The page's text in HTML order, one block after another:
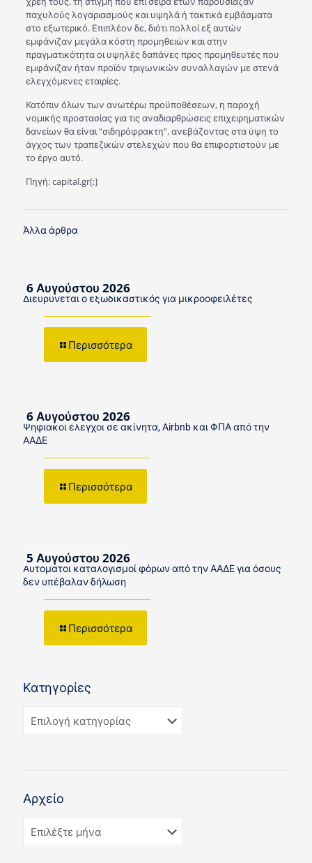
παχυλούς λογαριασμούς και υψηλά ή τακτικά εμβάσματα
στο εξωτερικό. Επιπλέον δε, διότι πολλοί εξ αυτών
εμφάνιζαν μεγάλα κόστη προμηθειών και στην
πραγματικότητα οι υψηλές δαπάνες προς προμηθευτές που
εμφάνιζαν ήταν προϊόν τριγωνικών συναλλαγών με στενά
ελεγχόμενες εταιρίες.
Κατόπιν όλων των ανωτέρω προϋποθέσεων, η παροχή
νομικής προστασίας για τις αναδιαρθρώσεις επιχειρηματικών
δανείων θα είναι “σιδηρόφρακτη”, ανεβάζοντας στα ύψη το
άγχος των τραπεζικών στελεχών που θα επιφορτιστούν με
το έργο αυτό.
Πηγή: capital.gr[:]
Άλλα άρθρα
6 Αυγούστου 2026
Διευρύνεται ο εξωδικαστικός για μικροοφειλέτες
Περισσότερα
6 Αυγούστου 2026
Ψηφιακοί έλεγχοι σε ακίνητα, Airbnb και ΦΠΑ από την
ΑΑΔΕ
Περισσότερα
5 Αυγούστου 2026
Αυτόματοι καταλογισμοί φόρων από την ΑΑΔΕ για όσους
δεν υπέβαλαν δήλωση
Περισσότερα
Κατηγορίες
Αρχείο